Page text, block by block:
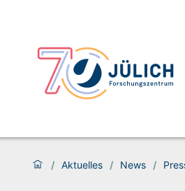
/ Aktuelles / News /